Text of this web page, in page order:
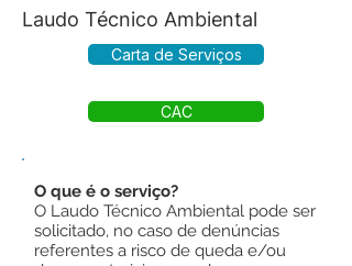
Laudo Técnico Ambiental
Carta de Serviços
CAC
O que é o serviço?
O Laudo Técnico Ambiental pode ser
solicitado, no caso de denúncias
referentes a risco de queda e/ou